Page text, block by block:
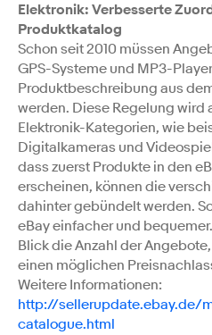
Elektronik: Verbesserte
Produktkatalog
Schon seit 2010 müssen
GPS-Systeme und MP3-
Produktbeschreibung aus
werden. Diese Regelung wird
Elektronik-Kategorien, wie
Digitalkameras und
dass zuerst Produkte in den
erscheinen, können die
dahinter gebündelt werden.
eBay einfacher und
Blick die Anzahl der
einen möglichen
Weitere Informationen:
http://sellerupdate.ebay.de/
catalogue.html